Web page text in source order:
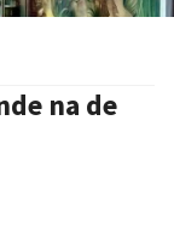
na de